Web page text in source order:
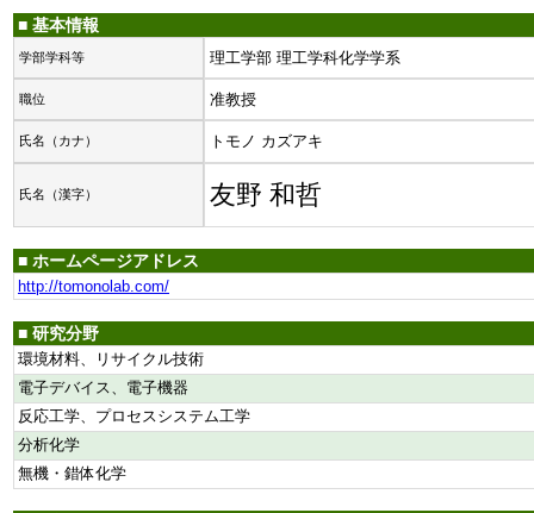
■ 基本情報
学部学科等 理工学部 理工学科化学学系
職位 准教授
氏名（カナ） トモノ カズアキ
氏名（漢字） 友野 和哲
■ ホームページアドレス
http://tomonolab.com/
■ 研究分野
環境材料、リサイクル技術
電子デバイス、電子機器
反応工学、プロセスシステム工学
分析化学
無機・錯体化学